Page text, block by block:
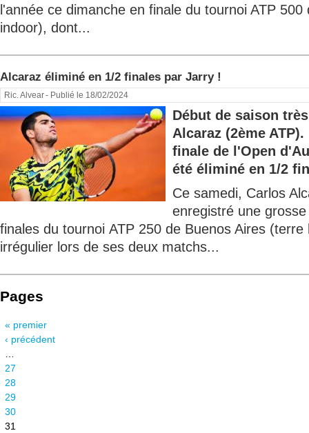
l'année ce dimanche en finale du tournoi ATP
indoor), dont...
Alcaraz éliminé en 1/2 finales par Jarry !
Ric. Alvear- Publié le 18/02/2024
Début de saison
Alcaraz (2ème
finale de l'Open
été éliminé en 1/2
Ce samedi, Carlos
enregistré une
finales du tournoi ATP 250 de Buenos Aires
irrégulier lors de ses deux matchs...
Pages
« premier
‹ précédent
27
28
29
30
31